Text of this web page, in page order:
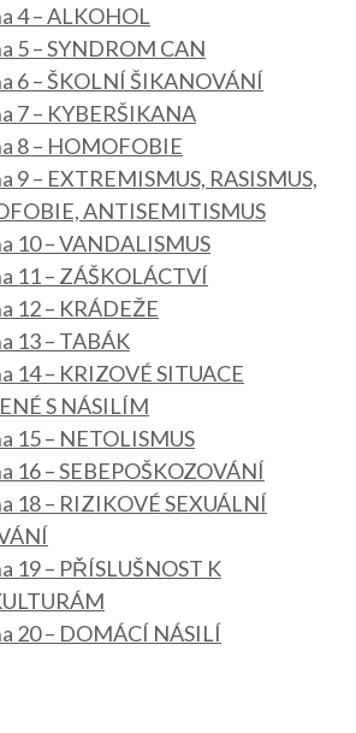
4 – ALKOHOL
5 – SYNDROM CAN
6 – ŠKOLNÍ ŠIKANOVÁNÍ
7 – KYBERŠIKANA
8 – HOMOFOBIE
9 – EXTREMISMUS, RASISMUS,
ANTISEMITISMUS
10 – VANDALISMUS
11 – ZÁŠKOLÁCTVÍ
12 – KRÁDEŽE
13 – TABÁK
14 – KRIZOVÉ SITUACE
S NÁSILÍM
15 – NETOLISMUS
16 – SEBEPOŠKOZOVÁNÍ
18 – RIZIKOVÉ SEXUÁLNÍ
19 – PŘÍSLUŠNOST K
20 – DOMÁCÍ NÁSILÍ